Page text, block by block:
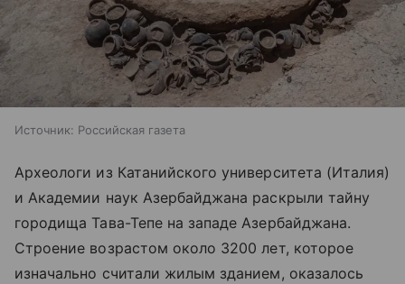
Источник: Российская газета
Археологи из Катанийского университета (Италия)
и Академии наук Азербайджана раскрыли тайну
городища Тава-Тепе на западе Азербайджана.
Строение возрастом около 3200 лет, которое
изначально считали жилым зданием, оказалось